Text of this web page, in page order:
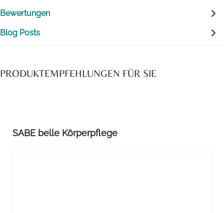
Bewertungen
Blog Posts
PRODUKTEMPFEHLUNGEN FÜR SIE
Produktgalerie überspringen
SABE belle Körperpflege